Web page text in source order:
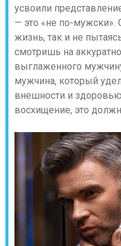
усвоили
— это «не по-мужски».
жизнь, так и не
смотришь на
выглаженного
мужчина, который
внешности и
восхищение, это